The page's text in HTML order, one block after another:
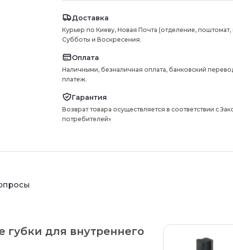
Доставка
Курьер по Киеву, Новая Почта (отделение,
Субботы и Воскресения.
Оплата
Наличными, безналичная оплата, банковский
платеж.
Гарантия
Возврат товара осуществляется в соответствии с
потребителей»
губки для внутреннего